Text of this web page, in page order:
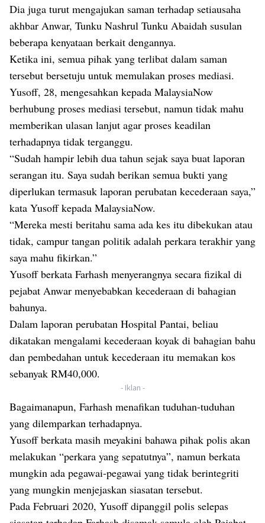
Dia juga turut mengajukan saman terhadap setiausaha
akhbar Anwar, Tunku Nashrul Tunku Abaidah susulan
beberapa kenyataan berkait dengannya.
Ketika ini, semua pihak yang terlibat dalam saman
tersebut bersetuju untuk memulakan proses mediasi.
Yusoff, 28, mengesahkan kepada MalaysiaNow
berhubung proses mediasi tersebut, namun tidak mahu
memberikan ulasan lanjut agar proses keadilan
terhadapnya tidak terganggu.
“Sudah hampir lebih dua tahun sejak saya buat laporan
serangan itu. Saya sudah berikan semua bukti yang
diperlukan termasuk laporan perubatan kecederaan saya,”
kata Yusoff kepada MalaysiaNow.
“Mereka mesti beritahu sama ada kes itu dibekukan atau
tidak, campur tangan politik adalah perkara terakhir yang
saya mahu fikirkan.”
Yusoff berkata Farhash menyerangnya secara fizikal di
pejabat Anwar menyebabkan kecederaan di bahagian
bahunya.
Dalam laporan perubatan Hospital Pantai, beliau
dikatakan mengalami kecederaan koyak di bahagian bahu
dan pembedahan untuk kecederaan itu memakan kos
sebanyak RM40,000.
- Iklan -
Bagaimanapun, Farhash menafikan tuduhan-tuduhan
yang dilemparkan terhadapnya.
Yusoff berkata masih meyakini bahawa pihak polis akan
melakukan “perkara yang sepatutnya”, namun berkata
mungkin ada pegawai-pegawai yang tidak berintegriti
yang mungkin menjejaskan siasatan tersebut.
Pada Februari 2020, Yusoff dipanggil polis selepas